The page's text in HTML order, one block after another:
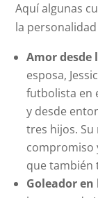
Aquí algunas
la
Amor desde
esposa,
futbolista en
y desde
tres hijos.
compromiso
que también
Goleador